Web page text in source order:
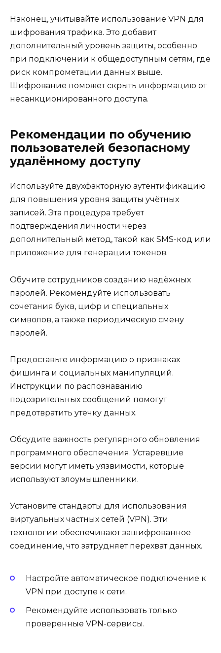
Наконец, учитывайте использование VPN для
шифрования трафика. Это добавит
дополнительный уровень защиты, особенно
при подключении к общедоступным сетям, где
риск компрометации данных выше.
Шифрование поможет скрыть информацию от
несанкционированного доступа.
Рекомендации по обучению
пользователей безопасному
удалённому доступу
Используйте двухфакторную аутентификацию
для повышения уровня защиты учётных
записей. Эта процедура требует
подтверждения личности через
дополнительный метод, такой как SMS-код или
приложение для генерации токенов.
Обучите сотрудников созданию надёжных
паролей. Рекомендуйте использовать
сочетания букв, цифр и специальных
символов, а также периодическую смену
паролей.
Предоставьте информацию о признаках
фишинга и социальных манипуляций.
Инструкции по распознаванию
подозрительных сообщений помогут
предотвратить утечку данных.
Обсудите важность регулярного обновления
программного обеспечения. Устаревшие
версии могут иметь уязвимости, которые
используют злоумышленники.
Установите стандарты для использования
виртуальных частных сетей (VPN). Эти
технологии обеспечивают зашифрованное
соединение, что затрудняет перехват данных.
Настройте автоматическое подключение к
VPN при доступе к сети.
Рекомендуйте использовать только
проверенные VPN-сервисы.